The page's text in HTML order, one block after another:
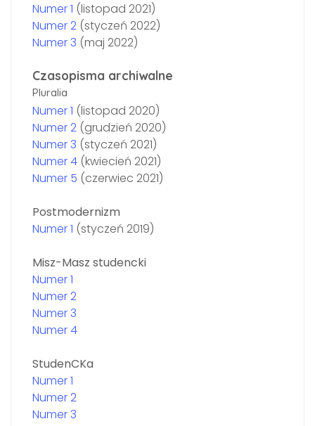
Numer 1 (listopad 2021)
Numer 2 (styczeń 2022)
Numer 3 (maj 2022)
Czasopisma archiwalne
Pluralia
Numer 1 (listopad 2020)
Numer 2 (grudzień 2020)
Numer 3 (styczeń 2021)
Numer 4 (kwiecień 2021)
Numer 5 (czerwiec 2021)
Postmodernizm
Numer 1 (styczeń 2019)
Misz-Masz studencki
Numer 1
Numer 2
Numer 3
Numer 4
StudenCKa
Numer 1
Numer 2
Numer 3